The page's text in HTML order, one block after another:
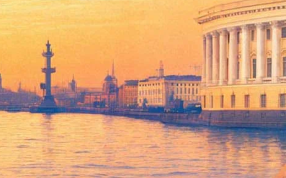
программы прошлого Open Look, открывают
и студентов. Открытие нового пространства
для артистов, холлом и лаунж-зоной для зрителей. Формат
принимая заявки от петербургских артистов и
современного перформативного искусства. Либо
уже есть имя, но окажется доступна для молодых